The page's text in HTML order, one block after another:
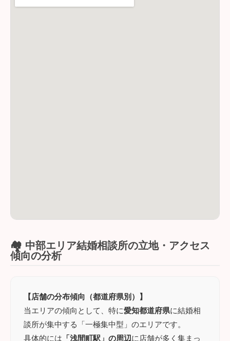
🏘️ 中部エリア結婚相談所の立地・アクセス
傾向の分析
【店舗の分布傾向（都道府県別）】
当エリアの傾向として、特に愛知都道府県に結婚相
談所が集中する「一極集中型」のエリアです。
具体的には 「浅間町駅」の周辺 に店舗が多く集まっ